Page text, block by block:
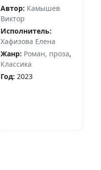
Автор: Камышев
Виктор
Исполнитель:
Хафизова Елена
Жанр: Роман, проза,
Классика
Год: 2023